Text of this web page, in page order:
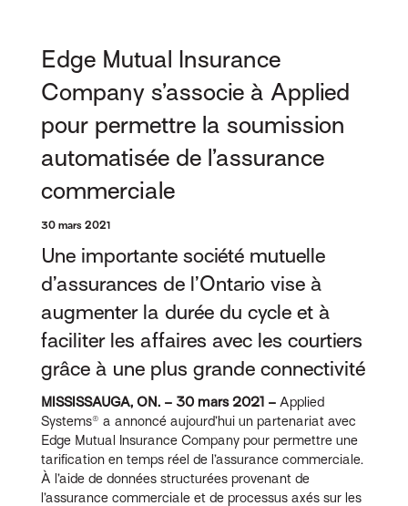
Edge Mutual Insurance
Company s’associe à Applied
pour permettre la soumission
automatisée de l’assurance
commerciale
30 mars 2021
Une importante société mutuelle
d’assurances de l’Ontario vise à
augmenter la durée du cycle et à
faciliter les affaires avec les courtiers
grâce à une plus grande connectivité
MISSISSAUGA, ON. – 30 mars 2021 – Applied
Systems® a annoncé aujourd’hui un partenariat avec
Edge Mutual Insurance Company pour permettre une
tarification en temps réel de l’assurance commerciale.
À l’aide de données structurées provenant de
l’assurance commerciale et de processus axés sur les